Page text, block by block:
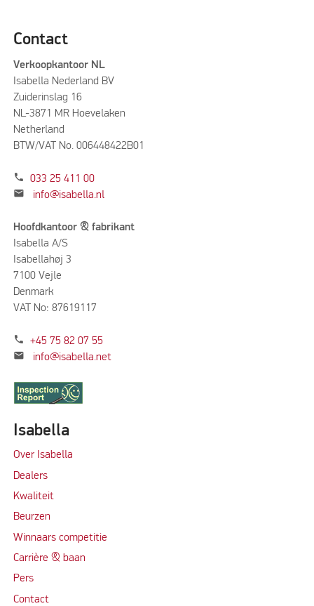
Contact
Verkoopkantoor NL
Isabella Nederland BV
Zuiderinslag 16
NL-3871 MR Hoevelaken
Netherland
BTW/VAT No. 006448422B01
phone 033 25 411 00
mail info@isabella.nl
Hoofdkantoor & fabrikant
Isabella A/S
Isabellahøj 3
7100 Vejle
Denmark
VAT No: 87619117
phone +45 75 82 07 55
mail info@isabella.net
Isabella
Over Isabella
Dealers
Kwaliteit
Beurzen
Winnaars competitie
Carrière & baan
Pers
Contact